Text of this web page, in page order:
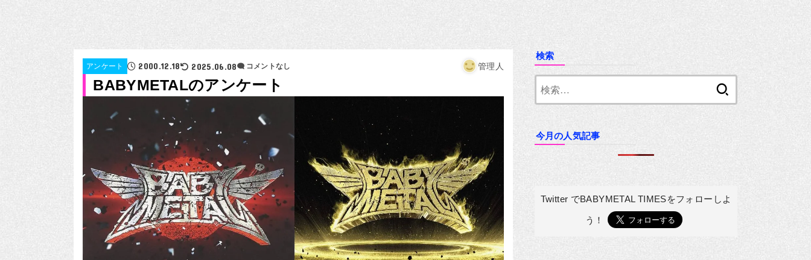
アンケート 2000.12.18 2025.06.08 コメントなし 管理人
BABYMETALのアンケート
検索
今月の人気記事
Twitter でBABYMETAL TIMESをフォローしよ
う！